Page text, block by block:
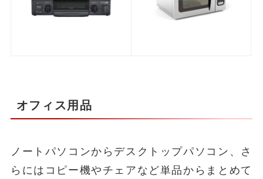
オフィス用品
ノートパソコンからデスクトップパソコン、さ
らにはコピー機やチェアなど単品からまとめて